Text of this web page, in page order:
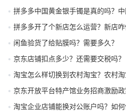
拼多多中国黄金银手镯是真的吗？
拼多多开了个新店怎么运营？新店咋
闲鱼验货了给贴膜吗？需要多久？
京东店铺扣点多少？还需要交税吗？
淘宝怎么样切换到农村淘宝？农村淘
京东开放平台特产馆业务招商激励
淘宝企业店铺能换对公账户吗？如何